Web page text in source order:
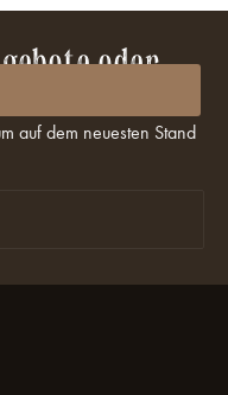
oder
auf dem neuesten Stand